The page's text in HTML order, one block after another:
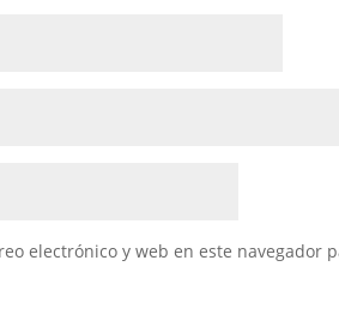
electrónico y web en este navegador